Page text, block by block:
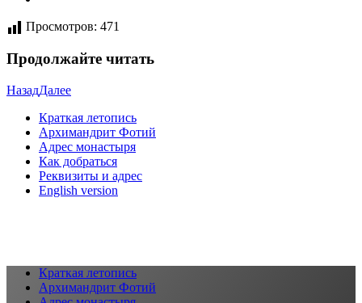
Просмотров: 471
Продолжайте читать
НазадДалее
Краткая летопись
Архимандрит Фотий
Адрес монастыря
Как добраться
Реквизиты и адрес
English version
Краткая летопись
Архимандрит Фотий